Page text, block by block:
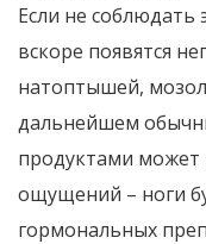
Если не соблюдать
вскоре появятся
натоптышей,
дальнейшем
продуктами может
ощущений – ноги
гормональных